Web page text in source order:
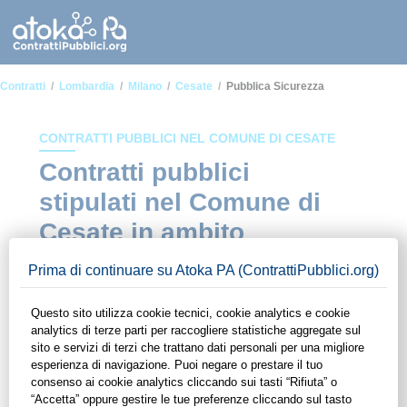
Contratti Lombardia Milano Cesate Pubblica Sicurezza
CONTRATTI PUBBLICI NEL COMUNE DI CESATE
Contratti pubblici
stipulati nel Comune di
Cesate in ambito
Pubblica sicurezza
In questa sezione del sito di ContrattiPubblici.org potrai avere
ad alcuni dei contratti presenti nella piattaforma stipulati
all'interno del Comune di Cesate in ambito Pubblica
sicurezza. Grazie alle funzionalità di ContrattiPubblici.org
potrai monitorare la scadenza dei contratti pubblici di tuo
interesse e programmare la tua attività commerciale con le
Pubbliche Amministrazioni con largo anticipo. Il servizio di